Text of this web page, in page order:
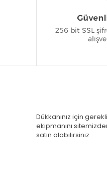
Dükkanınız için
ekipmanını
satın alabilirsiniz.